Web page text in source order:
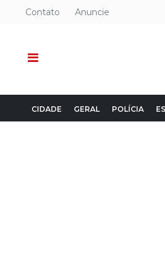
Contato Anuncie
CIDADE GERAL POLÍCIA